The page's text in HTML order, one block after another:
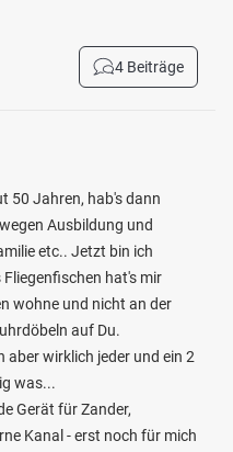
4 Beiträge
50 Jahren, hab's dann
Ausbildung und
etc.. Jetzt bin ich
hat's mir
wohne und nicht an der
auf Du.
aber wirklich jeder und ein 2
was...
Gerät für Zander,
Kanal - erst noch für mich